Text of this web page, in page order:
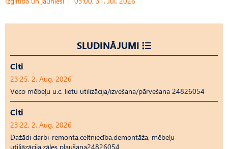
SLUDINĀJUMI
Citi
23:25, 2. Aug, 2026
Veco mēbeļu u.c. lietu utilizācija/izvešana/pārvešana 24826054
Citi
23:22, 2. Aug, 2026
Dažādi darbi-remonta,celtniecība,demontāža, mēbeļu
utiliāzācija,zāles pļaušana24826054